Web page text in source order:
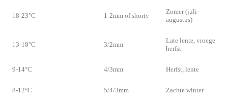
18-23°C 1-2mm of shorty
Zomer (juli-
augustus)
13-18°C 3/2mm
Late lente, vroege
herfst
9-14°C 4/3mm Herfst, lente
8-12°C 5/4/3mm Zachte winter